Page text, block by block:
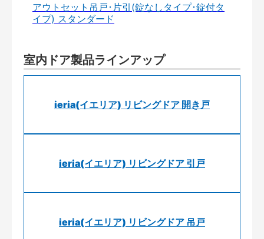
アウトセット吊戸･片引(錠なしタイプ･錠付タ
イプ) スタンダード
室内ドア製品ラインアップ
ieria(イエリア) リビングドア 開き戸
ieria(イエリア) リビングドア 引戸
ieria(イエリア) リビングドア 吊戸